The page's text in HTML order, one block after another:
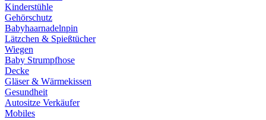
Kinderstühle
Gehörschutz
Babyhaarnadelnpin
Lätzchen & Spießtücher
Wiegen
Baby Strumpfhose
Decke
Gläser & Wärmekissen
Gesundheit
Autositze Verkäufer
Mobiles